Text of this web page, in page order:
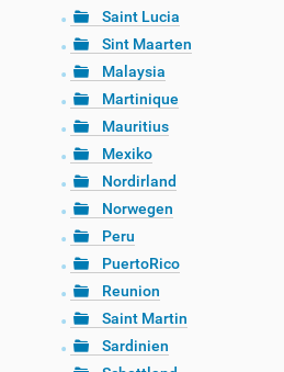
Saint Lucia
Sint Maarten
Malaysia
Martinique
Mauritius
Mexiko
Nordirland
Norwegen
Peru
PuertoRico
Reunion
Saint Martin
Sardinien